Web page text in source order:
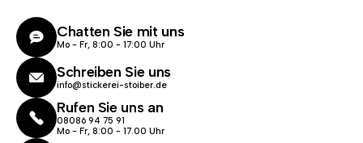
Chatten Sie mit uns
Mo - Fr, 8:00 - 17:00 Uhr
Schreiben Sie uns
info@stickerei-stoiber.de
Rufen Sie uns an
08086 94 75 91
Mo - Fr, 8:00 - 17.00 Uhr